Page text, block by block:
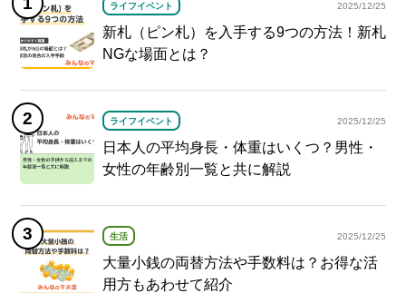
ライフイベント 2025/12/25
新札（ピン札）を入手する9つの方法！新札
NGな場面とは？
ライフイベント 2025/12/25
日本人の平均身長・体重はいくつ？男性・
女性の年齢別一覧と共に解説
生活 2025/12/25
大量小銭の両替方法や手数料は？お得な活
用方もあわせて紹介